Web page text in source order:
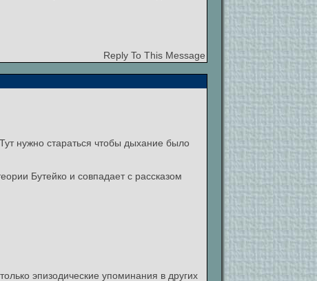
Reply To This Message
нужно стараться чтобы дыхание было
Бутейко и совпадает с рассказом
эпизодические упоминания в других